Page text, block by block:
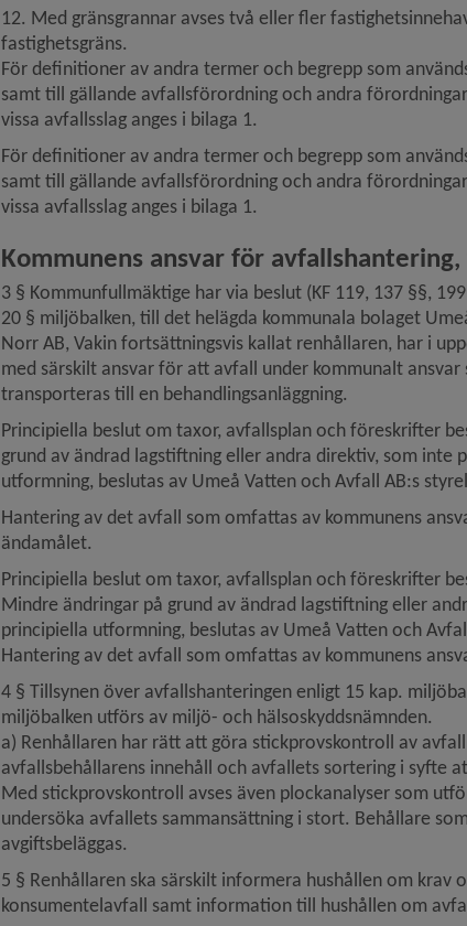
12. Med gränsgrannar avses två eller fler
fastighetsgräns.
För definitioner av andra termer och begrepp som
samt till gällande avfallsförordning och andra
vissa avfallsslag anges i bilaga 1.
För definitioner av andra termer och begrepp som
samt till gällande avfallsförordning och andra
vissa avfallsslag anges i bilaga 1.
Kommunens ansvar för
3 § Kommunfullmäktige har via beslut (KF 119, 137 §§,
20 § miljöbalken, till det helägda kommunala bolaget
Norr AB, Vakin fortsättningsvis kallat renhållaren, har i
med särskilt ansvar för att avfall under kommunalt
transporteras till en behandlings­anläggning.
Principiella beslut om taxor, avfallsplan och föreskrifter
grund av ändrad lagstiftning eller andra direktiv, som inte
utformning, beslutas av Umeå Vatten och Avfall AB:s
Hantering av det avfall som omfattas av kommunens
ändamålet.
Principiella beslut om taxor, avfallsplan och föreskrifter
Mindre ändringar på grund av ändrad lagstiftning eller
principiella utformning, beslutas av Umeå Vatten och
Hantering av det avfall som omfattas av kommunens
4 § Tillsynen över avfallshanteringen enligt 15 kap.
miljöbalken utförs av miljö- och hälsoskyddsnämnden.
a) Renhållaren har rätt att göra stickprovskontroll av
avfallsbehållarens innehåll och avfallets sortering i syfte
Med stickprovskontroll avses även plockanalyser som
undersöka avfallets sammansättning i stort. Behållare
avgiftsbeläggas.
5 § Renhållaren ska särskilt informera hushållen om krav
konsumentelavfall samt information till hushållen om